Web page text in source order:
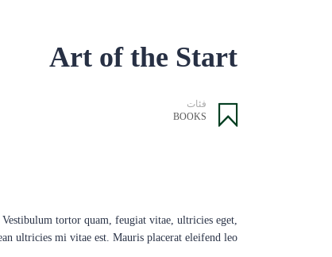
Art of the Start
فئات
BOOKS
Vestibulum tortor quam, feugiat vitae, ultricies eget,
ultricies mi vitae est. Mauris placerat eleifend leo.